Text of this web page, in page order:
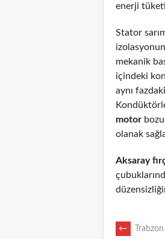
enerji
Stator
mekanik
içindeki
aynı
motor
olanak
Aksaray
←